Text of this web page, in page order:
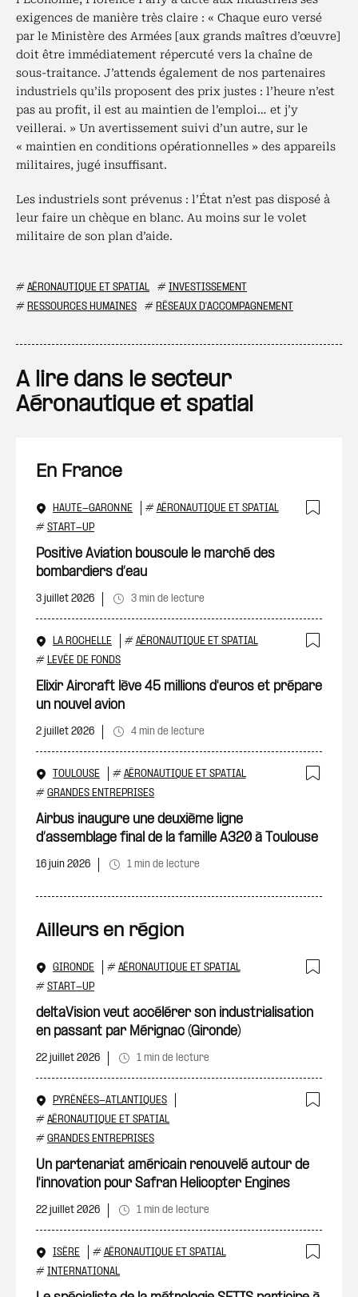
exigences de manière très claire : « Chaque euro versé
par le Ministère des Armées [aux grands maîtres d’œuvre]
doit être immédiatement répercuté vers la chaîne de
sous-traitance. J’attends également de nos partenaires
industriels qu’ils proposent des prix justes : l’heure n’est
pas au profit, il est au maintien de l’emploi… et j’y
veillerai. » Un avertissement suivi d’un autre, sur le
« maintien en conditions opérationnelles » des appareils
militaires, jugé insuffisant.
Les industriels sont prévenus : l’État n’est pas disposé à
leur faire un chèque en blanc. Au moins sur le volet
militaire de son plan d’aide.
# AÉRONAUTIQUE ET SPATIAL # INVESTISSEMENT
# RESSOURCES HUMAINES # RÉSEAUX D'ACCOMPAGNEMENT
A lire dans le secteur
Aéronautique et spatial
En France
HAUTE-GARONNE # AÉRONAUTIQUE ET SPATIAL
# START-UP
Positive Aviation bouscule le marché des
bombardiers d’eau
3 juillet 2026 3 min de lecture
LA ROCHELLE # AÉRONAUTIQUE ET SPATIAL
# LEVÉE DE FONDS
Elixir Aircraft lève 45 millions d'euros et prépare
un nouvel avion
2 juillet 2026 4 min de lecture
TOULOUSE # AÉRONAUTIQUE ET SPATIAL
# GRANDES ENTREPRISES
Airbus inaugure une deuxième ligne
d’assemblage final de la famille A320 à Toulouse
16 juin 2026 1 min de lecture
Ailleurs en région
GIRONDE # AÉRONAUTIQUE ET SPATIAL
# START-UP
deltaVision veut accélérer son industrialisation
en passant par Mérignac (Gironde)
22 juillet 2026 1 min de lecture
PYRÉNÉES-ATLANTIQUES
# AÉRONAUTIQUE ET SPATIAL
# GRANDES ENTREPRISES
Un partenariat américain renouvelé autour de
l'innovation pour Safran Helicopter Engines
22 juillet 2026 1 min de lecture
ISÈRE # AÉRONAUTIQUE ET SPATIAL
# INTERNATIONAL